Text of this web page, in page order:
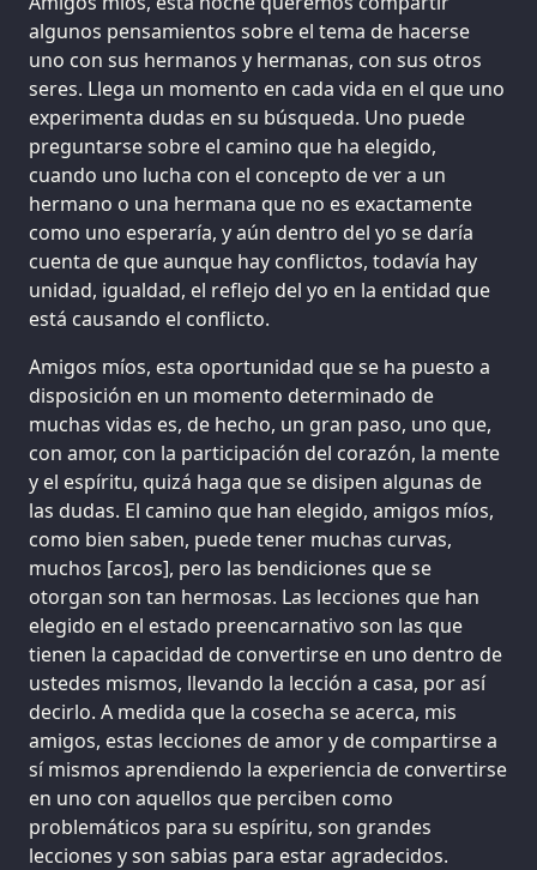
algunos pensamientos sobre el tema de hacerse
uno con sus hermanos y hermanas, con sus otros
seres. Llega un momento en cada vida en el que uno
experimenta dudas en su búsqueda. Uno puede
preguntarse sobre el camino que ha elegido,
cuando uno lucha con el concepto de ver a un
hermano o una hermana que no es exactamente
como uno esperaría, y aún dentro del yo se daría
cuenta de que aunque hay conflictos, todavía hay
unidad, igualdad, el reflejo del yo en la entidad que
está causando el conflicto.
Amigos míos, esta oportunidad que se ha puesto a
disposición en un momento determinado de
muchas vidas es, de hecho, un gran paso, uno que,
con amor, con la participación del corazón, la mente
y el espíritu, quizá haga que se disipen algunas de
las dudas. El camino que han elegido, amigos míos,
como bien saben, puede tener muchas curvas,
muchos [arcos], pero las bendiciones que se
otorgan son tan hermosas. Las lecciones que han
elegido en el estado preencarnativo son las que
tienen la capacidad de convertirse en uno dentro de
ustedes mismos, llevando la lección a casa, por así
decirlo. A medida que la cosecha se acerca, mis
amigos, estas lecciones de amor y de compartirse a
sí mismos aprendiendo la experiencia de convertirse
en uno con aquellos que perciben como
problemáticos para su espíritu, son grandes
lecciones y son sabias para estar agradecidos.